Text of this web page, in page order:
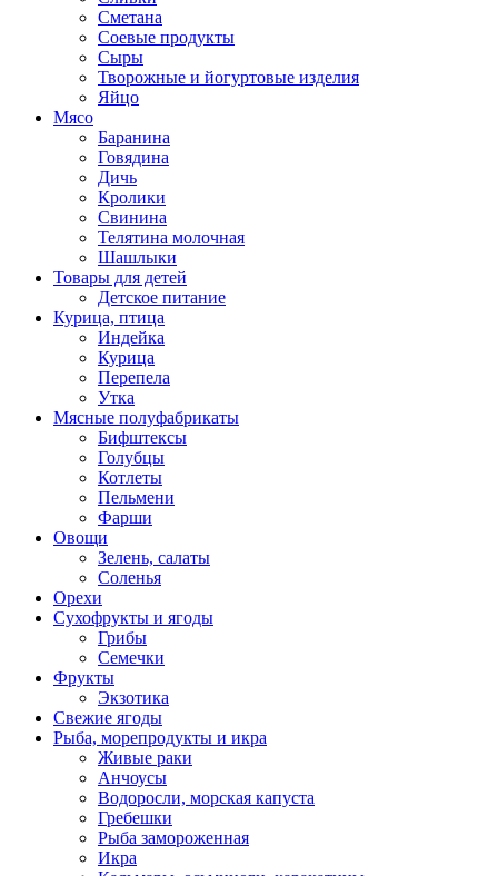
Сметана
Соевые продукты
Сыры
Творожные и йогуртовые изделия
Яйцо
Мясо
Баранина
Говядина
Дичь
Кролики
Свинина
Телятина молочная
Шашлыки
Товары для детей
Детское питание
Курица, птица
Индейка
Курица
Перепела
Утка
Мясные полуфабрикаты
Бифштексы
Голубцы
Котлеты
Пельмени
Фарши
Овощи
Зелень, салаты
Соленья
Орехи
Сухофрукты и ягоды
Грибы
Семечки
Фрукты
Экзотика
Свежие ягоды
Рыба, морепродукты и икра
Живые раки
Анчоусы
Водоросли, морская капуста
Гребешки
Рыба замороженная
Икра